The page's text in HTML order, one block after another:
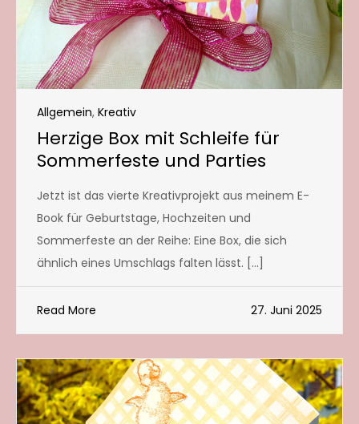
Allgemein, Kreativ
Herzige Box mit Schleife für
Sommerfeste und Parties
Jetzt ist das vierte Kreativprojekt aus meinem E-
Book für Geburtstage, Hochzeiten und
Sommerfeste an der Reihe: Eine Box, die sich
ähnlich eines Umschlags falten lässt. […]
Read More 27. Juni 2025